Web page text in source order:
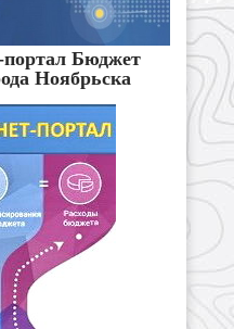
портал Бюджет
Ноябрьска